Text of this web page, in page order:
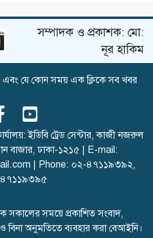
দৌলতপুরে পুলিশ পরিচয়ে ইয়াবা,
নগদ টাকা নিয়ে যাওয়ার অভিযোগ
জলাবদ্ধতায় কাজে আসেনি ১৪০
কোটি টাকার প্রকল্প–ডুবছে ভবদহ
মগনামার মটকাভাঙ্গা সড়কের
বেহাল দশা, সড়ক নয় যেন চাষের
সম্পাদক ও প্রকাশক: মো:
নূর হাকিম
এবং যে কোন সময় এক ক্লিকে সব খবর
ইডিবি ট্রেড সেন্টার, কাজী নজরুল
বাজার, ঢাকা-১২১৫ | E-mail:
| Phone: ০২-৪৭১১৯৩৯২,
সকালের সময়ে প্রকাশিত সংবাদ,
অনুমতিতে ব্যবহার করা বেআইনি।